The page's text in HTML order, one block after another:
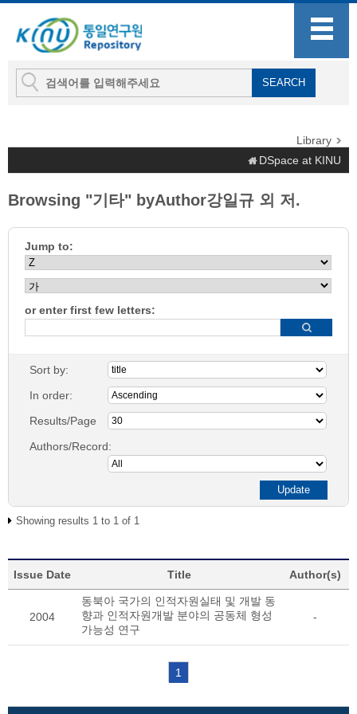
Library
DSpace at KINU
Browsing "기타" byAuthor강일규 외 저.
Jump to:
or enter first few letters:
Sort by:
In order:
Results/Page
Authors/Record:
Showing results 1 to 1 of 1
Issue Date Title Author(s)
2004
동북아 국가의 인적자원실태 및 개발 동
향과 인적자원개발 분야의 공동체 형성
가능성 연구
-
1